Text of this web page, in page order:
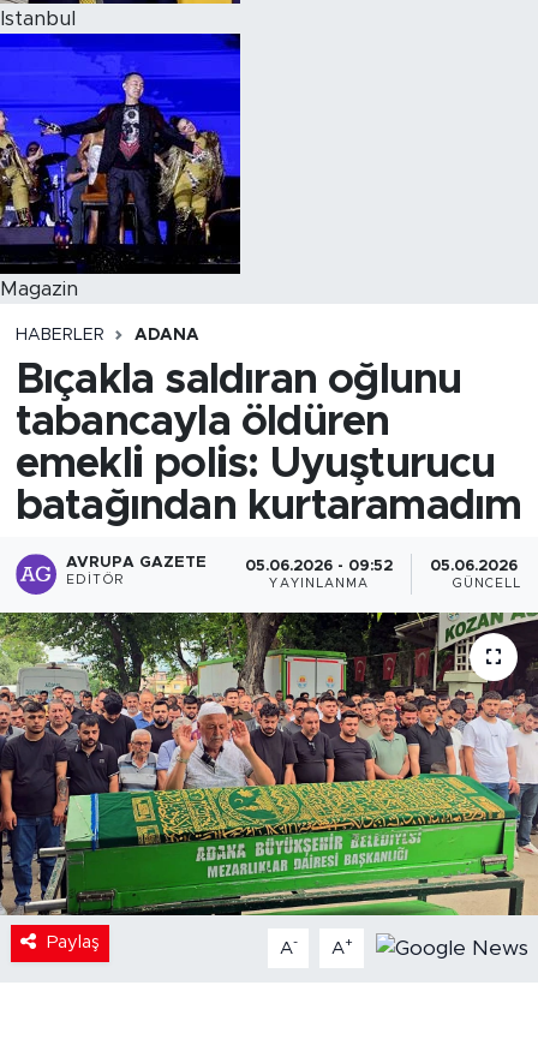
Istanbul
Magazin
HABERLER ADANA
Bıçakla saldıran oğlunu
tabancayla öldüren
emekli polis: Uyuşturucu
batağından kurtaramadım
AVRUPA GAZETE
EDITÖR
05.06.2026 - 09:52
YAYINLANMA
05.06.2026 -
Paylaş A- A+